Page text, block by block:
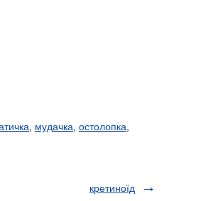
мудачка остолопка
кретиноїд